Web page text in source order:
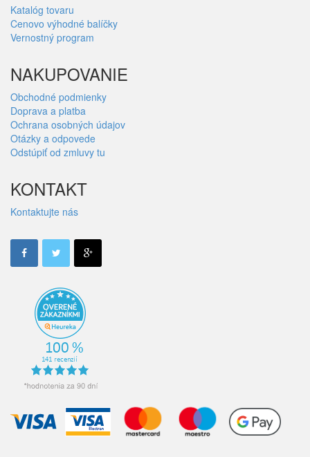
Katalóg tovaru
Cenovo výhodné balíčky
Vernostný program
NAKUPOVANIE
Obchodné podmienky
Doprava a platba
Ochrana osobných údajov
Otázky a odpovede
Odstúpiť od zmluvy tu
KONTAKT
Kontaktujte nás